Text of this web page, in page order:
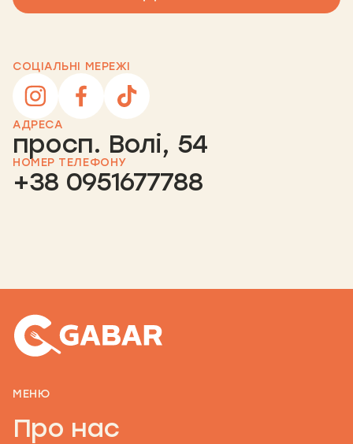
СОЦІАЛЬНІ МЕРЕЖІ
АДРЕСА
просп. Волі, 54
НОМЕР ТЕЛЕФОНУ
+38 0951677788
МЕНЮ
Про нас